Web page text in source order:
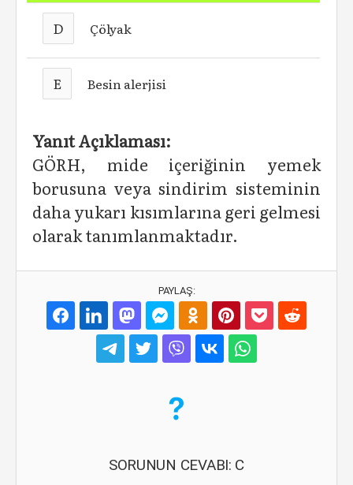
D Çölyak
E Besin alerjisi
Yanıt Açıklaması:
GÖRH, mide içeriğinin yemek
borusuna veya sindirim sisteminin
daha yukarı kısımlarına geri gelmesi
olarak tanımlanmaktadır.
PAYLAŞ:
SORUNUN CEVABI: C